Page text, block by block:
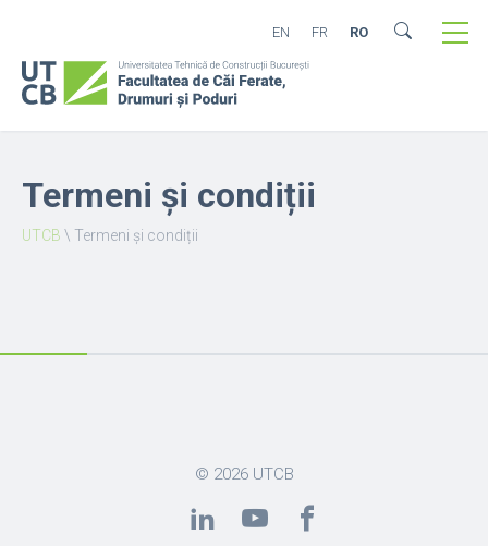
EN FR RO
Termeni și condiții
UTCB \ Termeni și condiții
© 2026 UTCB